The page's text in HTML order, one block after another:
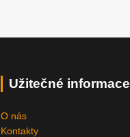
Užitečné informace
O nás
Kontakty